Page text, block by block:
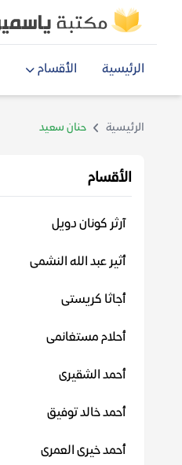
الرئيسية الأقسام
الرئيسية حنان سعيد
الأقسام
آرثر كونان دويل
أثير عبد الله النشمى
أجاثا كريستى
أحلام مستغانمى
أحمد الشقيرى
أحمد خالد توفيق
أحمد خيرى العمرى